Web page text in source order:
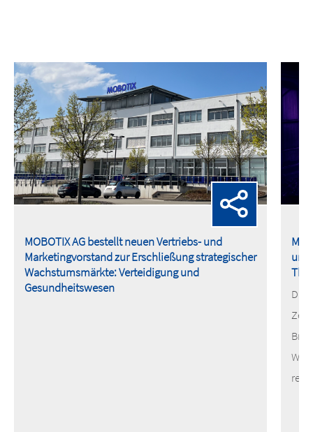
MOBOTIX AG bestellt neuen Vertriebs- und
Marketingvorstand zur Erschließung strategischer
Wachstumsmärkte: Verteidigung und
Gesundheitswesen
und
Die